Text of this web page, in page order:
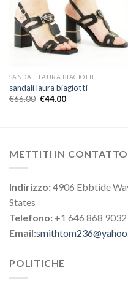
SANDALI LAURA BIAGIOTTI
sandali laura biagiotti
€66.00 €44.00
METTITI IN
Indirizzo:4906 Ebbtide
States
Telefono: +1 646 868 9032
Email:
POLITICHE